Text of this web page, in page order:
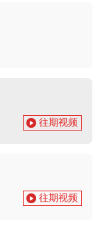
往期视频
往期视频